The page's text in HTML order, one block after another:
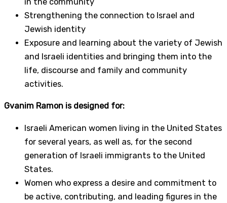
Strengthening the connection to Israel and
Jewish identity
Exposure and learning about the variety of Jewish
and Israeli identities and bringing them into the
life, discourse and family and community
activities.
Gvanim Ramon is designed for:
Israeli American women living in the United States
for several years, as well as, for the second
generation of Israeli immigrants to the United
States.
Women who express a desire and commitment to
be active, contributing, and leading figures in the